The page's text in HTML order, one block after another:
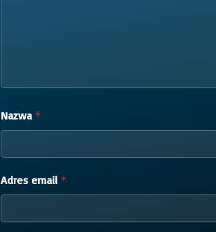
Nazwa *
Adres email *